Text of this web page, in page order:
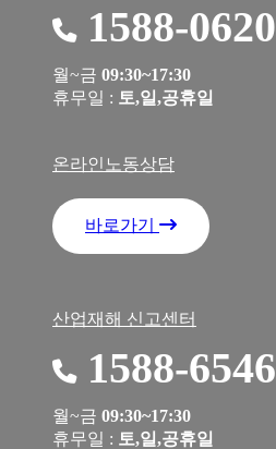
1588-0620
월~금 09:30~17:30
휴무일 : 토,일,공휴일
온라인노동상담
바로가기
산업재해 신고센터
1588-6546
월~금 09:30~17:30
휴무일 : 토,일,공휴일